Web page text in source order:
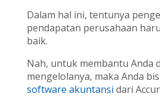
Dalam hal ini, tentunya
pendapatan perusahaan
baik.
Nah, untuk membantu Anda
mengelolanya, maka Anda
software akuntansi dari